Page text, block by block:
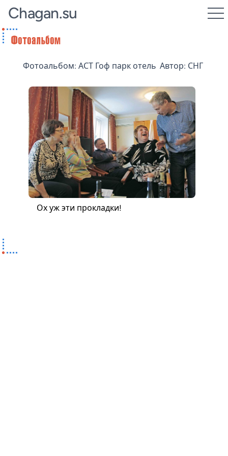
Chagan.su
Фотоальбом: АСТ Гоф парк отель Автор: СНГ
Ох уж эти прокладки!